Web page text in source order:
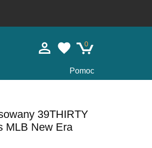
0
Pomoc
39THIRTY
MLB New Era